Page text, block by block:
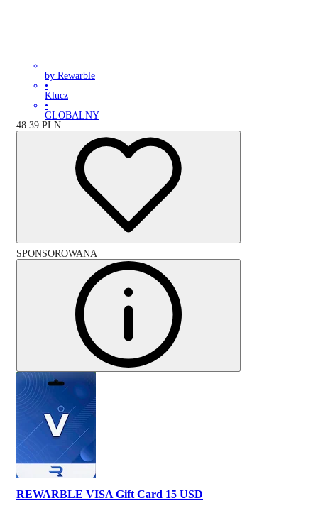
by Rewarble
•
Klucz
•
GLOBALNY
48.39 PLN
SPONSOROWANA
REWARBLE VISA Gift Card 15 USD